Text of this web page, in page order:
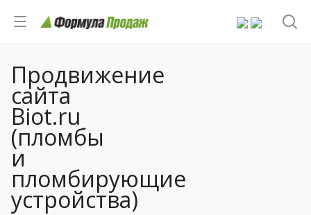
Продвижение
сайта
Biot.ru
(пломбы
и
пломбирующие
устройства)